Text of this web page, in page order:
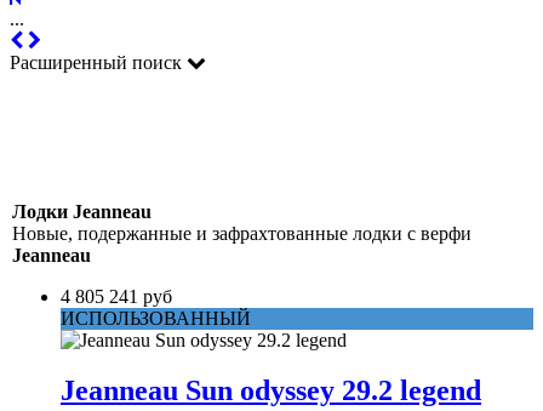
...
Расширенный поиск
Лодки Jeanneau
Новые, подержанные и зафрахтованные лодки с верфи
Jeanneau
4 805 241 руб
ИСПОЛЬЗОВАННЫЙ
Jeanneau Sun odyssey 29.2 legend